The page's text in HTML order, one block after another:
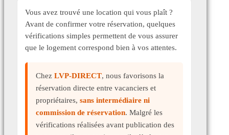
Vous avez trouvé une location qui vous plaît ?
Avant de confirmer votre réservation, quelques
vérifications simples permettent de vous assurer
que le logement correspond bien à vos attentes.
Chez LVP-DIRECT, nous favorisons la
réservation directe entre vacanciers et
propriétaires, sans intermédiaire ni
commission de réservation. Malgré les
vérifications réalisées avant publication des